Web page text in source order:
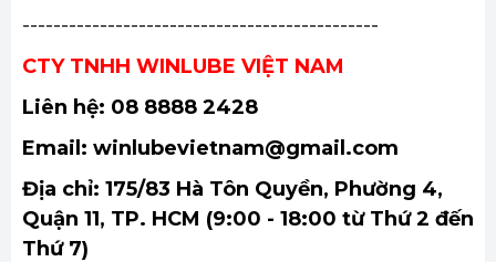
----------------------------------------------
CTY TNHH WINLUBE VIỆT NAM
Liên hệ: 08 8888 2428
Email: winlubevietnam@gmail.com
Địa chỉ: 175/83 Hà Tôn Quyền, Phường 4,
Quận 11, TP. HCM (9:00 - 18:00 từ Thứ 2 đến
Thứ 7)